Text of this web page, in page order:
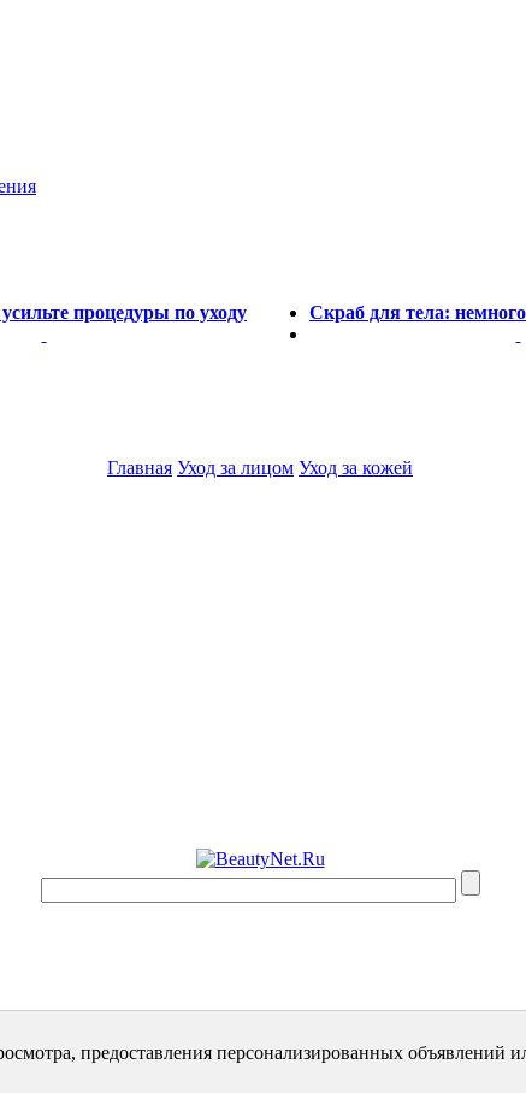
процедуры по уходу Скраб для тела:
Главная Уход за лицом Уход за кожей
предоставления персонализированных